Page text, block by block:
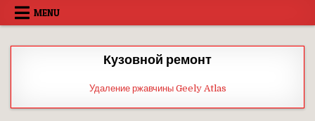
Skip
MENU
Кузовной ремонт
Удаление ржавчины Geely Atlas